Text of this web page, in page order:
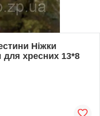
Ніжки
хресних 13*8